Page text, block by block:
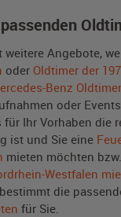
Angebote,
oder Oldtimer der
Benz Oldtimer
oder
Ihr Vorhaben die
ist und Sie eine
mieten möchten
Westfalen
die
für Sie.